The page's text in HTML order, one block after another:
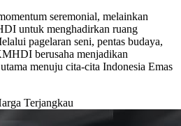
seremonial, melainkan
untuk menghadirkan ruang
pagelaran seni, pentas budaya,
berusaha menjadikan
menuju cita-cita Indonesia Emas
Terjangkau